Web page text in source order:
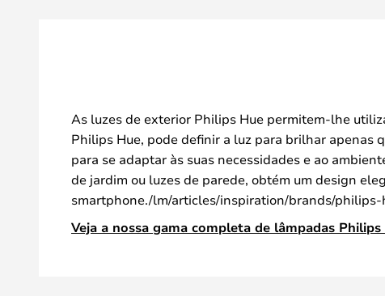
As luzes de exterior Philips Hue permitem-lhe
Philips Hue, pode definir a luz para brilhar apenas
para se adaptar às suas necessidades e ao
de jardim ou luzes de parede, obtém um design
smartphone./lm/articles/inspiration/brands/
Veja a nossa gama completa de lâmpadas